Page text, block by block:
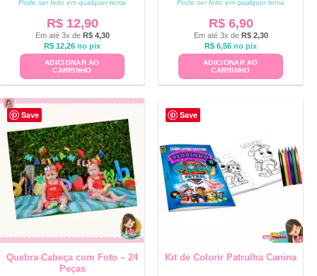
Pode ser feito em qualquer tema
R$12,90
Em até 3x de R$4,30
R$ 12,26 no pix
ADICIONAR AO
CARRINHO
Pode ser feito em qualquer tema
R$6,90
Em até 3x de R$2,30
R$ 6,56 no pix
ADICIONAR AO
CARRINHO
Save
Quebra-Cabeça com Foto – 24
Peças
Save
Kit de Colorir Patrulha Canina